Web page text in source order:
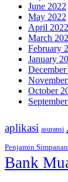
June 2022
May 2022
April 2022
March
February
January
October
aplikasi asuransi
Penjamin Simpanan
Bank